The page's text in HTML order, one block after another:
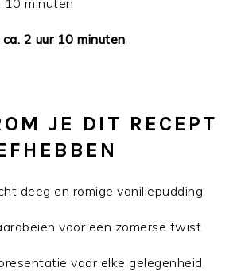
10 minuten
2 uur 10 minuten
JE DIT RECEPT
deeg en romige vanillepudding
voor een zomerse twist
voor elke gelegenheid